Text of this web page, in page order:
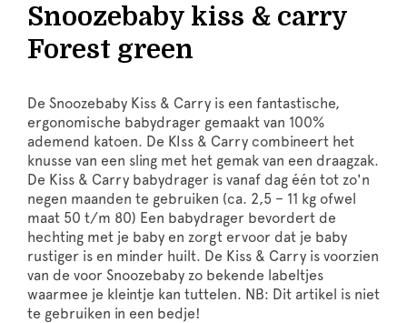
Snoozebaby kiss & carry
Forest green
De Snoozebaby Kiss & Carry is een fantastische,
ergonomische babydrager gemaakt van 100%
ademend katoen. De KIss & Carry combineert het
knusse van een sling met het gemak van een draagzak.
De Kiss & Carry babydrager is vanaf dag één tot zo'n
negen maanden te gebruiken (ca. 2,5 – 11 kg ofwel
maat 50 t/m 80) Een babydrager bevordert de
hechting met je baby en zorgt ervoor dat je baby
rustiger is en minder huilt. De Kiss & Carry is voorzien
van de voor Snoozebaby zo bekende labeltjes
waarmee je kleintje kan tuttelen. NB: Dit artikel is niet
te gebruiken in een bedje!